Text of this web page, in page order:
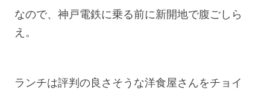
なので、神戸電鉄に乗る前に新開地で腹ごしら
え。
ランチは評判の良さそうな洋食屋さんをチョイ